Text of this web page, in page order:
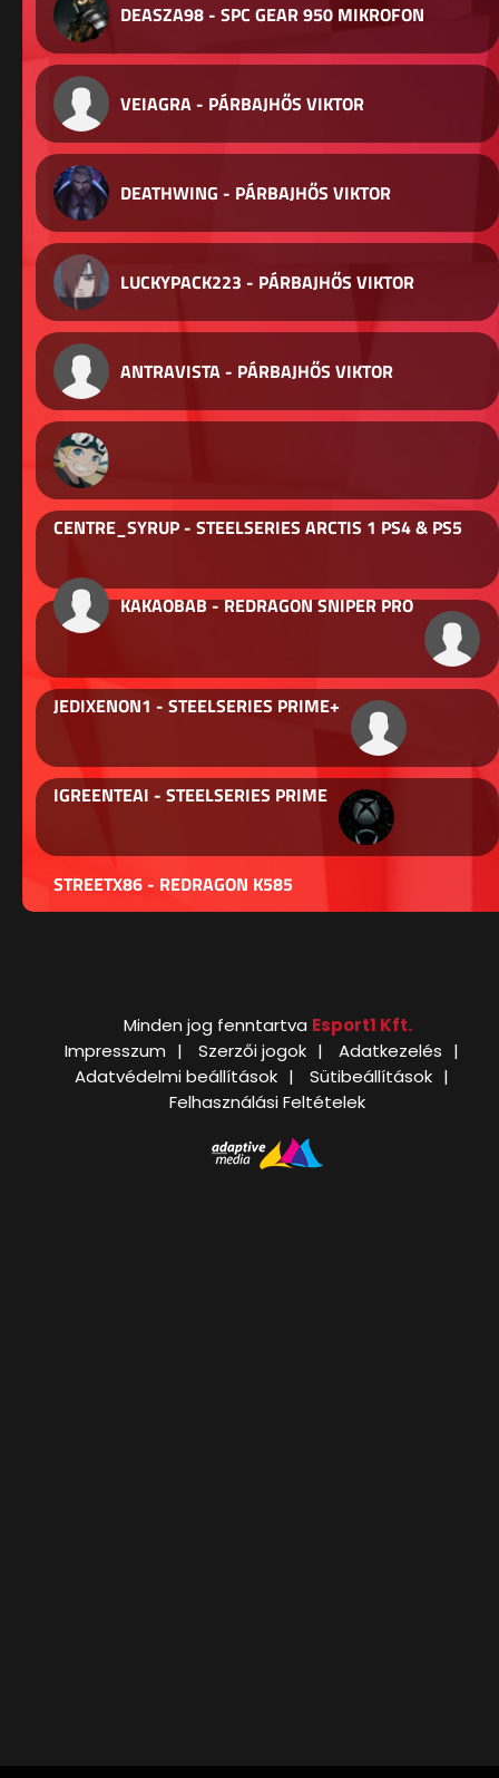
DEASZA98 - SPC GEAR 950 MIKROFON
VEIAGRA - PÁRBAJHŐS VIKTOR
DEATHWING - PÁRBAJHŐS VIKTOR
LUCKYPACK223 - PÁRBAJHŐS VIKTOR
ANTRAVISTA - PÁRBAJHŐS VIKTOR
CENTRE_SYRUP - STEELSERIES ARCTIS 1 PS4 & PS5
KAKAOBAB - REDRAGON SNIPER PRO
JEDIXENON1 - STEELSERIES PRIME+
IGREENTEAI - STEELSERIES PRIME
STREETX86 - REDRAGON K585
Minden jog fenntartva Esport1 Kft.
Impresszum
Szerzői jogok
Adatkezelés
Adatvédelmi beállítások
Sütibeállítások
Felhasználási Feltételek